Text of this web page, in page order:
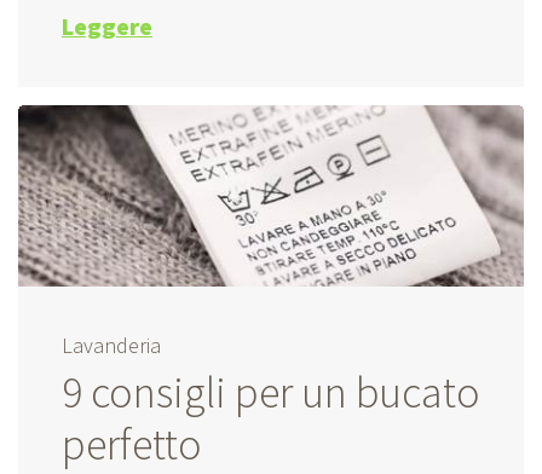
Leggere
Lavanderia
9 consigli per un bucato
perfetto